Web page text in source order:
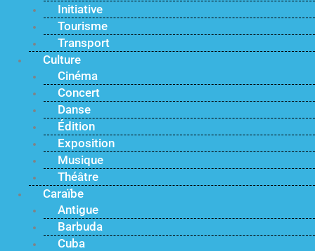
Initiative
Tourisme
Transport
Culture
Cinéma
Concert
Danse
Édition
Exposition
Musique
Théâtre
Caraïbe
Antigue
Barbuda
Cuba